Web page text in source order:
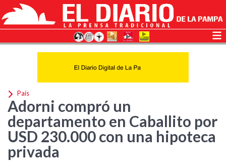
País
Adorni compró un
departamento en Caballito por
USD 230.000 con una hipoteca
privada